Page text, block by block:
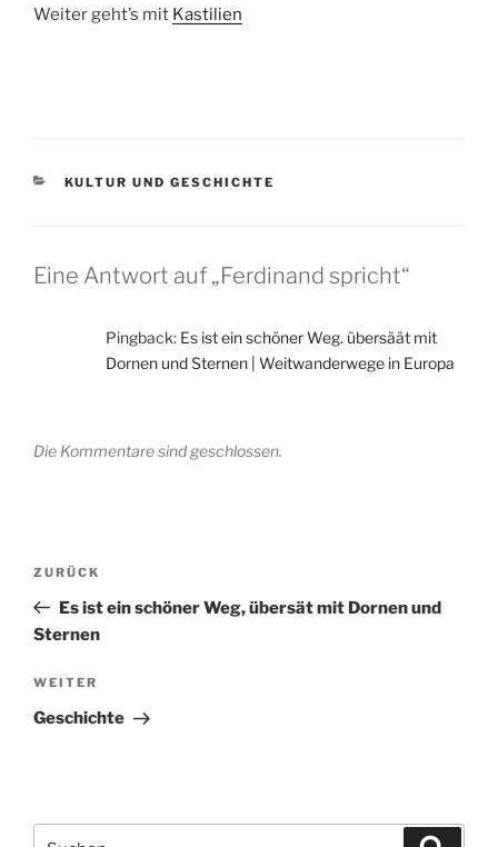
Weiter geht’s mit Kastilien
KATEGORIEN
KULTUR UND GESCHICHTE
Eine Antwort auf „Ferdinand spricht“
Pingback: Es ist ein schöner Weg. übersäät mit
Dornen und Sternen | Weitwanderwege in Europa
Die Kommentare sind geschlossen.
Beitragsnavigation
Vorheriger
Beitrag
ZURÜCK
Es ist ein schöner Weg, übersät mit Dornen und
Sternen
Nächster
Beitrag
WEITER
Geschichte